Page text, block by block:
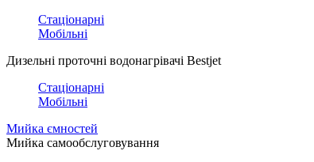
Стаціонарні
Мобільні
Дизельні проточні водонагрівачі Bestjet
Стаціонарні
Мобільні
Мийка ємностей
Мийка самообслуговування